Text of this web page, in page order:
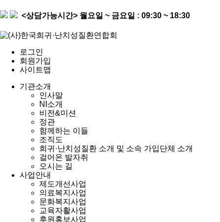
<상담가능시간> 월요일 ~ 금요일 : 09:30 ~ 18:30
로그인
회원가입
사이트맵
기관소개
인사말
NI소개
비전&미션
정관
함께하는 이들
조직도
희귀·난치성질환 소개 및 소속 가입단체 소개
걸어온 발자취
오시는 길
사업안내
제도개선사업
의료복지사업
문화복지사업
교육자활사업
후원홍보사업